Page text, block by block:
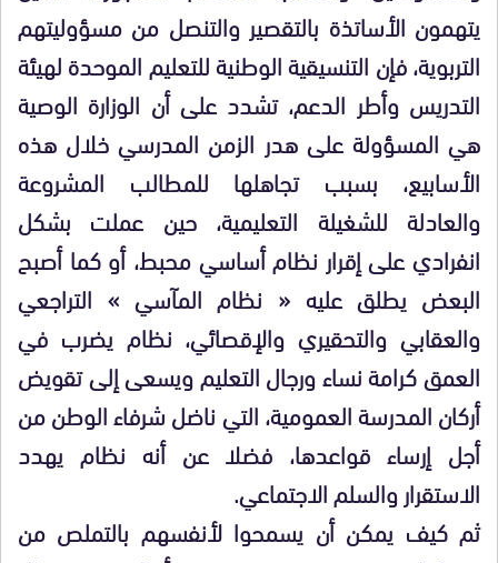
يتهمون الأساتذة بالتقصير والتنصل من مسؤوليتهم
التربوية، فإن التنسيقية الوطنية للتعليم الموحدة لهيئة
التدريس وأطر الدعم، تشدد على أن الوزارة الوصية
هي المسؤولة على هدر الزمن المدرسي خلال هذه
الأسابيع، بسبب تجاهلها للمطالب المشروعة
والعادلة للشغيلة التعليمية، حين عملت بشكل
انفرادي على إقرار نظام أساسي محبط، أو كما أصبح
البعض يطلق عليه « نظام المآسي » التراجعي
والعقابي والتحقيري والإقصائي، نظام يضرب في
العمق كرامة نساء ورجال التعليم ويسعى إلى تقويض
أركان المدرسة العمومية، التي ناضل شرفاء الوطن من
أجل إرساء قواعدها، فضلا عن أنه نظام يهدد
الاستقرار والسلم الاجتماعي.
ثم كيف يمكن أن يسمحوا لأنفسهم بالتملص من